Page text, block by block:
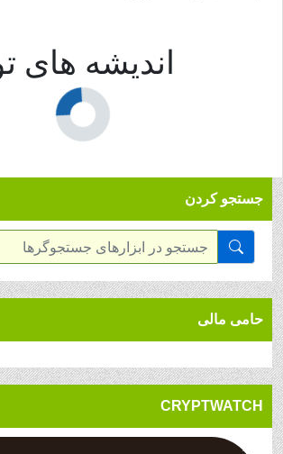
اندیشه های تو
جستجو کردن
حامی مالی
CRYPTWATCH